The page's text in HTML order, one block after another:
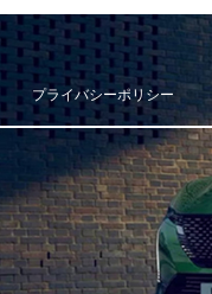
プライバシーポリシー